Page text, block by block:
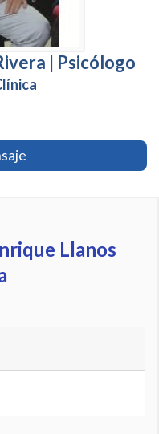
| Psicólogo
Llanos